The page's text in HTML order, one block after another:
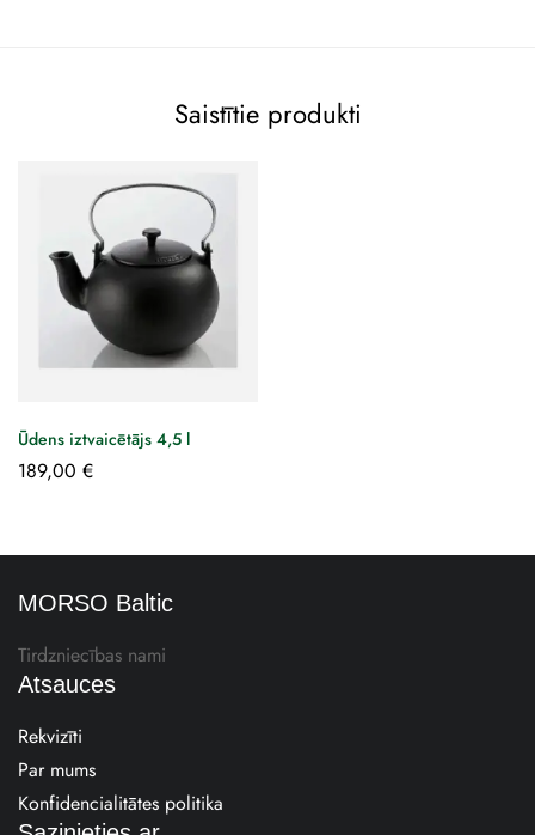
Saistītie produkti
Ūdens iztvaicētājs 4,5 l
189,00 €
MORSO Baltic
Tirdzniecības nami
Atsauces
Rekvizīti
Par mums
Konfidencialitātes politika